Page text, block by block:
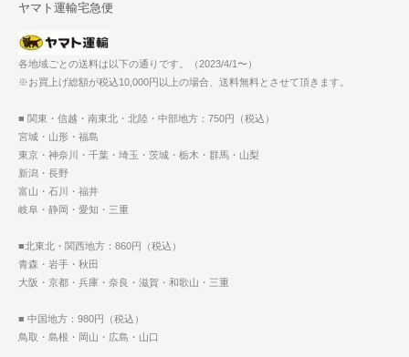
ヤマト運輸宅急便
各地域ごとの送料は以下の通りです。（2023/4/1〜）
※お買上げ総額が税込10,000円以上の場合、送料無料とさせて頂きます。
■ 関東・信越・南東北・北陸・中部地方：750円（税込）
宮城・山形・福島
東京・神奈川・千葉・埼玉・茨城・栃木・群馬・山梨
新潟・長野
富山・石川・福井
岐阜・静岡・愛知・三重
■北東北・関西地方：860円（税込）
青森・岩手・秋田
大阪・京都・兵庫・奈良・滋賀・和歌山・三重
■ 中国地方：980円（税込）
鳥取・島根・岡山・広島・山口